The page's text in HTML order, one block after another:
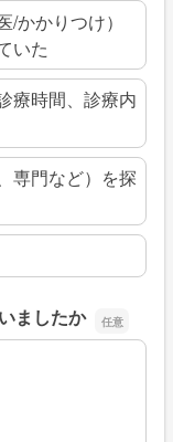
かかりつけ）
いた
療時間、診療内
専門など）を探
ましたか
したか